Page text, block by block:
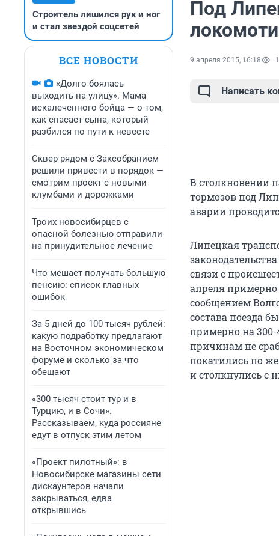
Строитель лишился рук и ног
и стал звездой соцсетей
ВСЕ НОВОСТИ
«Долго боялась
выходить на улицу». Мама
искалеченного бойца — о том,
как спасает сына, который
разбился по пути к невесте
Сквер рядом с Заксобранием
решили привести в порядок —
смотрим проект с новыми
клумбами и дорожками
Троих новосибирцев с
опасной болезнью отправили
на принудительное лечение
Что мешает получать большую
пенсию: список главных
ошибок
За 5 дней до 100 тысяч рублей:
какую подработку предлагают
на Восточном экономическом
форуме и сколько за что
обещают
«300 тысяч стоит тур и в
Турцию, и в Сочи».
Рассказываем, куда россияне
едут в отпуск этим летом
«Проект пилотный»: в
Новосибирске магазины сети
дискаунтеров начали
закрываться, едва
открывшись
Под
9 апреля 2015, 16:18
Написать
В столкновении
тормозов под
аварии
Липецкая
связи с
апреля
сообщением
состава поезда
примерно на
причинам не
покатились по
и столкнулись с